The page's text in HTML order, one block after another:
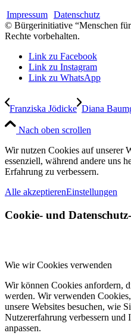
Impressum Datenschutz
© Bürgerinitiative “Menschen
Rechte vorbehalten.
Link zu Facebook
Link zu Instagram
Link zu WhatsApp
Franziska Jödicke Diana
Nach oben scrollen
Wir nutzen Cookies auf unserer
essenziell, während andere uns
Erfahrung zu verbessern.
Alle akzeptierenEinstellungen
Cookie- und
Wie wir Cookies verwenden
Wir können Cookies anfordern,
werden. Wir verwenden
unsere Websites besuchen, wie
Nutzererfahrung verbessern und
anpassen.